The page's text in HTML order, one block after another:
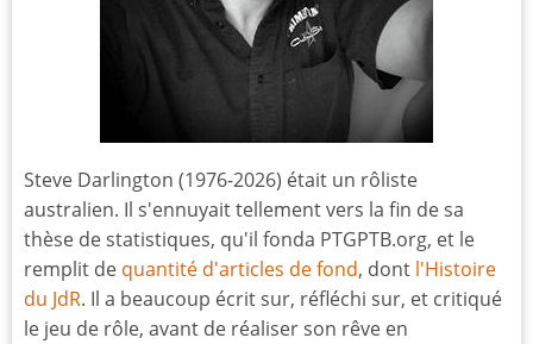
Steve Darlington (1976-2026) était un rôliste
australien. Il s'ennuyait tellement vers la fin de sa
thèse de statistiques, qu'il fonda PTGPTB.org, et le
remplit de quantité d'articles de fond, dont l'Histoire
du JdR. Il a beaucoup écrit sur, réfléchi sur, et critiqué
le jeu de rôle, avant de réaliser son rêve en